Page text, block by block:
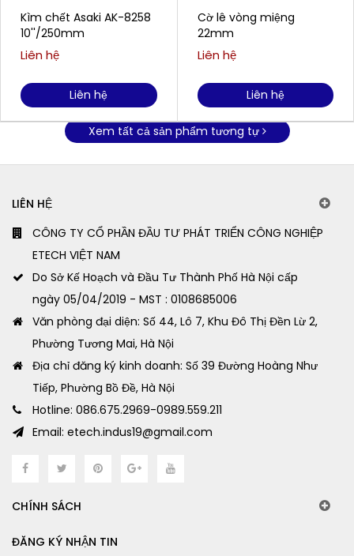
Kìm chết Asaki AK-8258
10''/250mm
Liên hệ
Liên hệ
Cờ lê vòng miệng
22mm
Liên hệ
Liên hệ
Xem tất cả sản phẩm tương tự
LIÊN HỆ
CÔNG TY CỔ PHẦN ĐẦU TƯ PHÁT TRIỂN CÔNG NGHIỆP
ETECH VIỆT NAM
Do Sở Kế Hoạch và Đầu Tư Thành Phố Hà Nội cấp
ngày 05/04/2019 - MST : 0108685006
Văn phòng đại diện: Số 44, Lô 7, Khu Đô Thị Đền Lừ 2,
Phường Tương Mai, Hà Nội
Địa chỉ đăng ký kinh doanh: Số 39 Đường Hoàng Như
Tiếp, Phường Bồ Đề, Hà Nội
Hotline: 086.675.2969-0989.559.211
Email: etech.indus19@gmail.com
CHÍNH SÁCH
ĐĂNG KÝ NHẬN TIN